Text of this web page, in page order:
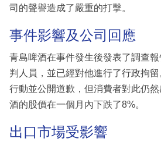
司的聲譽造成了嚴重的打擊。
事件影響及公司回應
青島啤酒在事件發生後發表了調查
判人員，並已經對他進行了行政拘
行動並公開道歉，但消費者對此仍
酒的股價在一個月內下跌了8%。
出口市場受影響